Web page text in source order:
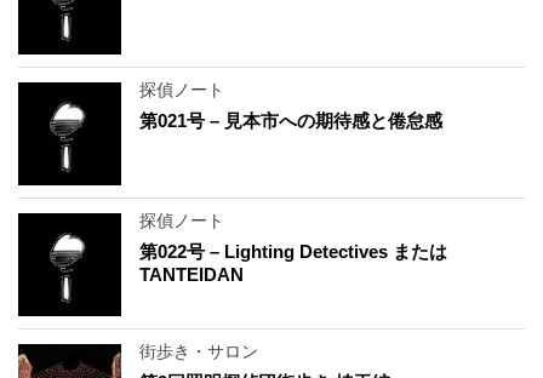
探偵ノート
第021号 – 見本市への期待感と倦怠感
探偵ノート
第022号 – Lighting Detectives または
TANTEIDAN
街歩き・サロン